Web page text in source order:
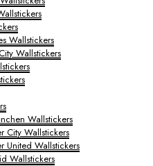
Wallstickers
Wallstickers
Wallstickers
City Wallstickers
United Wallstickers
Wallstickers